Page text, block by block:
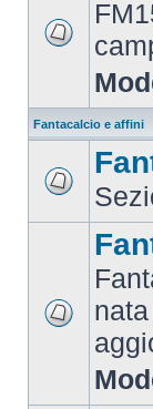
Fantacalcio e affini